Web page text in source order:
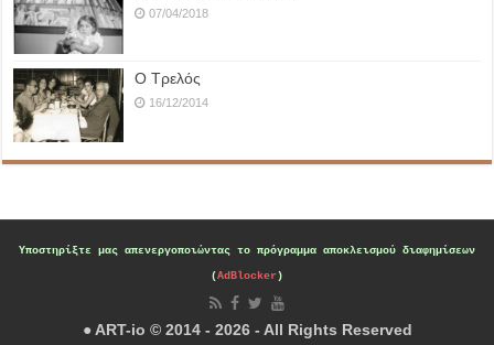
07/04/2018
‪Ο Τρελός‬
16/12/2014
Υποστηρίξτε μας απενεργοποιώντας το πρόγραμμα αποκλεισμού διαφημίσεων
(AdBlocker)
● ART-io © 2014 - 2026 - All Rights Reserved